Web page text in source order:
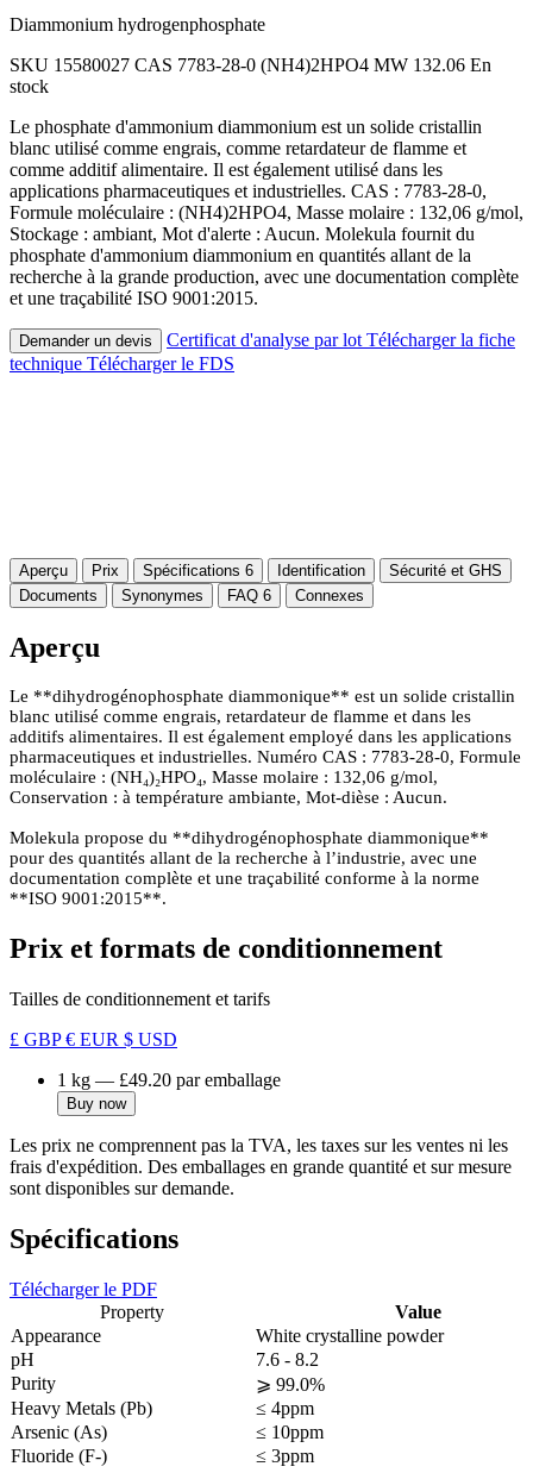
Diammonium hydrogenphosphate
SKU 15580027 CAS 7783-28-0 (NH4)2HPO4 MW 132.06 En
stock
Le phosphate d'ammonium diammonium est un solide cristallin
blanc utilisé comme engrais, comme retardateur de flamme et
comme additif alimentaire. Il est également utilisé dans les
applications pharmaceutiques et industrielles. CAS : 7783-28-0,
Formule moléculaire : (NH4)2HPO4, Masse molaire : 132,06 g/mol,
Stockage : ambiant, Mot d'alerte : Aucun. Molekula fournit du
phosphate d'ammonium diammonium en quantités allant de la
recherche à la grande production, avec une documentation complète
et une traçabilité ISO 9001:2015.
Demander un devis Certificat d'analyse par lot Télécharger la fiche
technique Télécharger le FDS
Aperçu Prix Spécifications 6 Identification
Sécurité et GHS
Documents
Synonymes FAQ 6 Connexes
Aperçu
Le **dihydrogénophosphate diammonique** est un solide cristallin
blanc utilisé comme engrais, retardateur de flamme et dans les
additifs alimentaires. Il est également employé dans les applications
pharmaceutiques et industrielles. Numéro CAS : 7783-28-0, Formule
moléculaire : (NH₄)₂HPO₄, Masse molaire : 132,06 g/mol,
Conservation : à température ambiante, Mot-dièse : Aucun.
Molekula propose du **dihydrogénophosphate diammonique**
pour des quantités allant de la recherche à l’industrie, avec une
documentation complète et une traçabilité conforme à la norme
**ISO 9001:2015**.
Prix et formats de conditionnement
Tailles de conditionnement et tarifs
£ GBP€ EUR $ USD
1 kg — £49.20 par emballage
Buy now
Les prix ne comprennent pas la TVA, les taxes sur les ventes ni les
frais d'expédition. Des emballages en grande quantité et sur mesure
sont disponibles sur demande.
Spécifications
Télécharger le PDF
Property
Value
Appearance
White crystalline powder
pH
7.6 - 8.2
Purity
⩾ 99.0%
Heavy Metals (Pb)
≤ 4ppm
Arsenic (As)
≤ 10ppm
Fluoride (F-)
≤ 3ppm